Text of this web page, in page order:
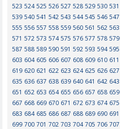
523 524 525 526 527 528 529 530 531
539 540 541 542 543 544 545 546 547
555 556 557 558 559 560 561 562 563
571 572 573 574 575 576 577 578 579
587 588 589 590 591 592 593 594 595
603 604 605 606 607 608 609 610 611
619 620 621 622 623 624 625 626 627
635 636 637 638 639 640 641 642 643
651 652 653 654 655 656 657 658 659
667 668 669 670 671 672 673 674 675
683 684 685 686 687 688 689 690 691
699 700 701 702 703 704 705 706 707